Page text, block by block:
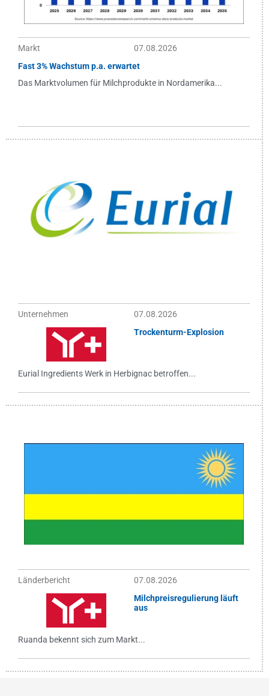
Markt
07.08.2026
Fast 3% Wachstum p.a. erwartet
Das Marktvolumen für Milchprodukte in Nordamerika...
Unternehmen
07.08.2026
Trockenturm-Explosion
Eurial Ingredients Werk in Herbignac betroffen...
Länderbericht
07.08.2026
Milchpreisregulierung läuft
aus
Ruanda bekennt sich zum Markt...